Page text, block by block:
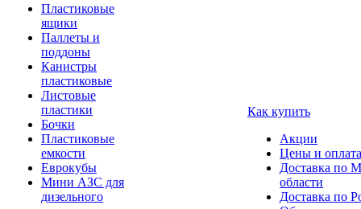
Пластиковые
ящики
Паллеты и
поддоны
Канистры
пластиковые
Листовые
пластики
Бочки
Пластиковые
емкости
Еврокубы
Мини АЗС для
дизельного
Как купить
Акции
Цены и оплата
Доставка по
области
Доставка по